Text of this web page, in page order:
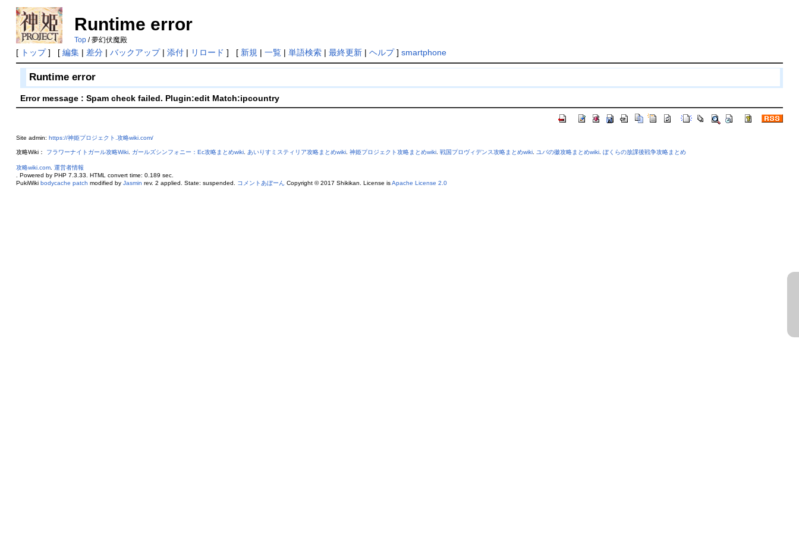
Runtime error
Top/ 夢幻伏魔殿
[ トップ] [ 編集| 差分| バックアップ| 添付| リロード ] [ 新規 | 一覧| 単語検索| 最終更新| ヘルプ] smartphone
Runtime error
Error message : Spam check failed. Plugin:edit Match:ipcountry
Site admin: https://神姫プロジェクト.攻略wiki.com/
攻略Wiki： フラワーナイトガール攻略Wiki. ガールズシンフォニー：Ec攻略まとめwiki. あいりすミスティリア攻略まとめwiki. 神姫プロジェクト攻略まとめwiki. 戦国プロヴィデンス攻略まとめwiki. ユバの徽攻略まとめwiki. ぼくらの放課後戦争攻略まとめ
攻略wiki.com. 運営者情報
. Powered by PHP 7.3.33. HTML convert time: 0.189 sec.
PukiWiki bodycache patch modified by Jasmin rev. 2 applied. State: suspended. コメントあぼーん Copyright © 2017 Shikikan. License isApache License 2.0